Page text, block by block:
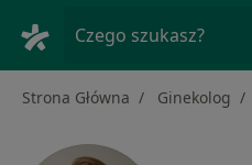
Czego szukasz?
Strona Główna Ginekolog